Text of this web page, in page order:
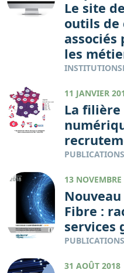
Le site
outils de
les
INSTITUTIONS
11 JANVIER
La
PUBLICATIONS
13
Fibre :
services
PUBLICATIONS
31 AOÛT 2018